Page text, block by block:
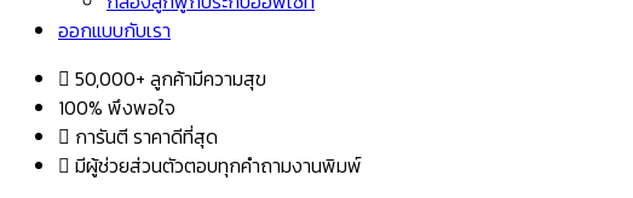
ออกแบบกับเรา
50,000+ ลูกค้ามีความสุข
100% พึงพอใจ
การันตี ราคาดีที่สุด
มีผู้ช่วยส่วนตัวตอบทุกคำถามงานพิมพ์